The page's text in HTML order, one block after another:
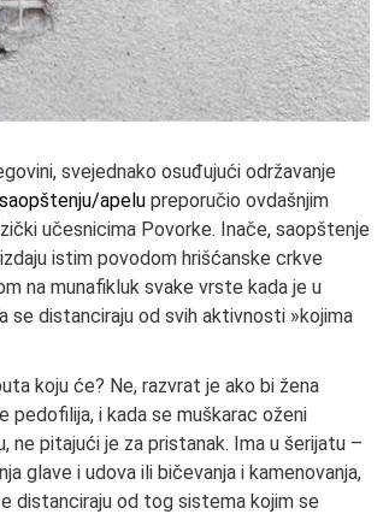
svejednako osuđujući održavanje
saopštenju/apelu preporučio ovdašnjim
učesnicima Povorke. Inače, saopštenje
istim povodom hrišćanske crkve
na munafikluk svake vrste kada je u
se distanciraju od svih aktivnosti »kojima
koju će? Ne, razvrat je ako bi žena
pedofilija, i kada se muškarac oženi
ne pitajući je za pristanak. Ima u šerijatu –
glave i udova ili bičevanja i kamenovanja,
distanciraju od tog sistema kojim se